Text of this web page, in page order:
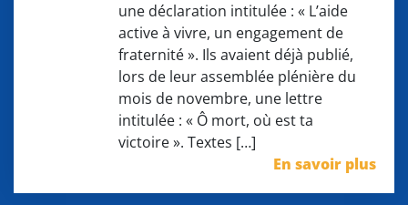
une déclaration intitulée : « L’aide
active à vivre, un engagement de
fraternité ». Ils avaient déjà publié,
lors de leur assemblée plénière du
mois de novembre, une lettre
intitulée : « Ô mort, où est ta
victoire ». Textes […]
En savoir plus